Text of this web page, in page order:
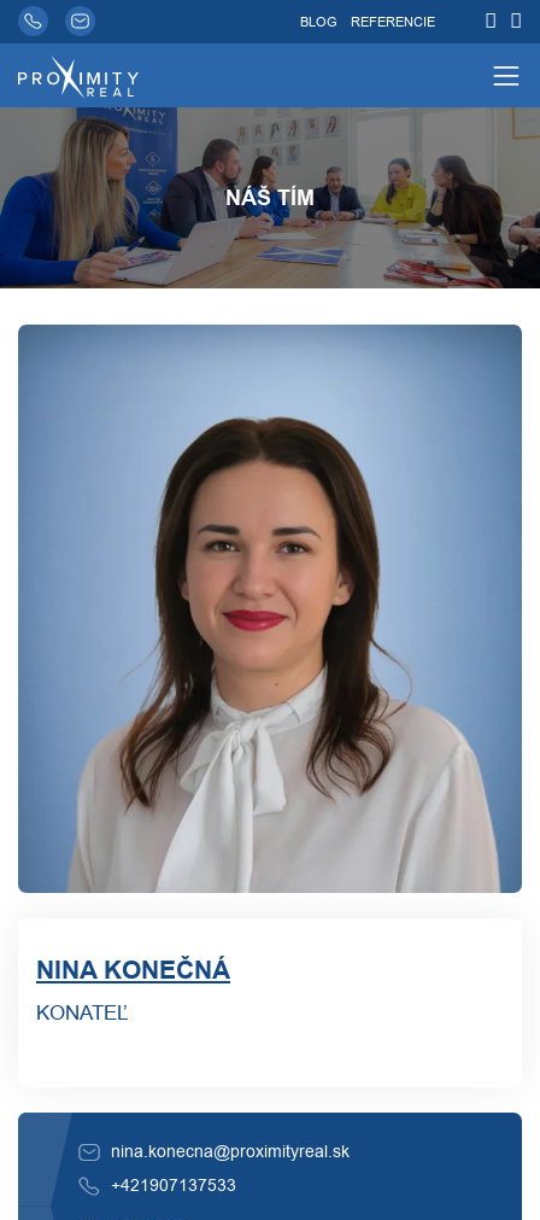
BLOG REFERENCIE
NÁŠ TÍM
NINA KONEČNÁ
KONATEĽ
nina.konecna@proximityreal.sk
+421907137533